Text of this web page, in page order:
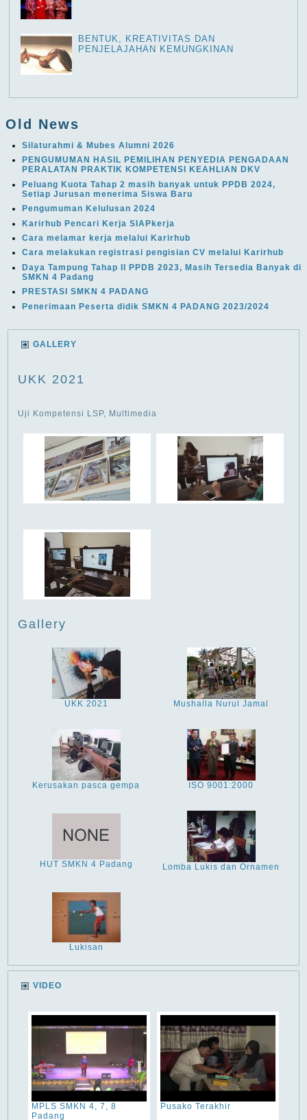
BENTUK, KREATIVITAS DAN
PENJELAJAHAN KEMUNGKINAN
Old News
Silaturahmi & Mubes Alumni 2026
PENGUMUMAN HASIL PEMILIHAN PENYEDIA PENGADAAN
PERALATAN PRAKTIK KOMPETENSI KEAHLIAN DKV
Peluang Kuota Tahap 2 masih banyak untuk PPDB 2024,
Setiap Jurusan menerima Siswa Baru
Pengumuman Kelulusan 2024
Karirhub Pencari Kerja SIAPkerja
Cara melamar kerja melalui Karirhub
Cara melakukan registrasi pengisian CV melalui Karirhub
Daya Tampung Tahap II PPDB 2023, Masih Tersedia Banyak di
SMKN 4 Padang
PRESTASI SMKN 4 PADANG
Penerimaan Peserta didik SMKN 4 PADANG 2023/2024
GALLERY
UKK 2021
Uji Kompetensi LSP, Multimedia
Gallery
UKK 2021 Mushalla Nurul Jamal
Kerusakan pasca gempa ISO 9001:2000
HUT SMKN 4 Padang Lomba Lukis dan Ornamen
Lukisan
VIDEO
MPLS SMKN 4, 7, 8
Padang
Pusako Terakhir